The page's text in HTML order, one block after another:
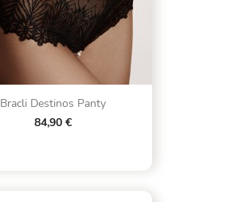
Bracli Destinos Panty
84,90 €